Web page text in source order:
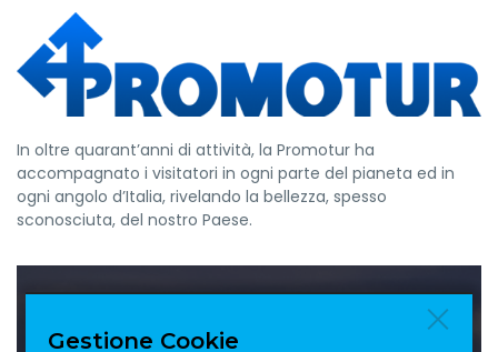
In oltre quarant’anni di attività, la Promotur ha
accompagnato i visitatori in ogni parte del pianeta ed in
ogni angolo d’Italia, rivelando la bellezza, spesso
sconosciuta, del nostro Paese.